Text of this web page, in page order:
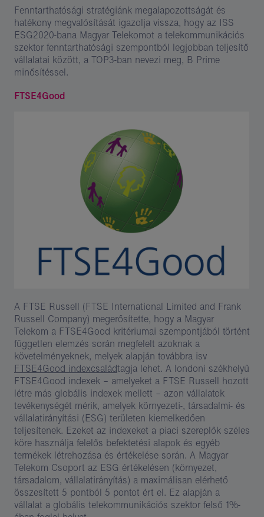
leírása:
Corporate
ESG
Performance
Fenntarthatósági stratégiánk megalapozottságát és
hatékony megvalósítását igazolja vissza, hogy az ISS
ESG2020-bana Magyar Telekomot a telekommunikációs
szektor fenntarthatósági szempontból legjobban teljesítő
vállalatai között, a TOP3-ban nevezi meg, B Prime
minősítéssel.
FTSE4Good
A FTSE Russell (FTSE International Limited and Frank
Russell Company) megerősítette, hogy a Magyar
Telekom a FTSE4Good kritériumai szempontjából történt
független elemzés során megfelelt azoknak a
követelményeknek, melyek alapján továbbra isv
FTSE4Good indexcsalád​tagja lehet. A londoni székhelyű
FTSE4Good indexek – amelyeket a FTSE Russell hozott
létre más globális indexek mellett – azon vállalatok
tevékenységét mérik, amelyek környezeti-, társadalmi- és
vállalatirányítási (ESG) területen kiemelkedően
teljesítenek. Ezeket az indexeket a piaci szereplők széles
köre használja felelős befektetési alapok és egyéb
termékek létrehozása és értékelése során. A Magyar
Telekom Csoport az ESG értékelésen (környezet,
társadalom, vállalatirányítás) a maximálisan elérhető
összesített 5 pontból 5 pontot ért el. Ez alapján a
vállalat a globális telekommunikációs szektor felső 1%-